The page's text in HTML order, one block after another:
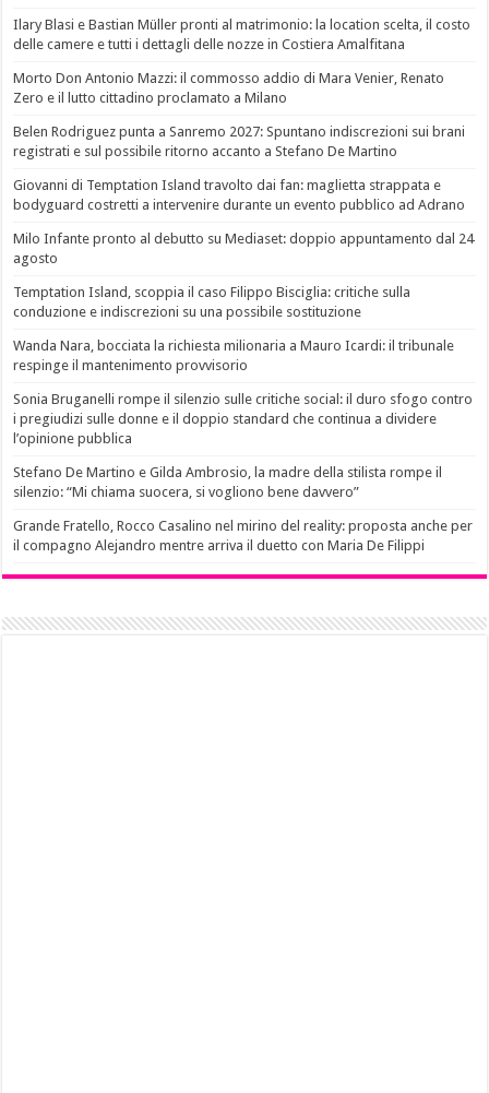
Ilary Blasi e Bastian Müller pronti al matrimonio: la location scelta, il costo
delle camere e tutti i dettagli delle nozze in Costiera Amalfitana
Morto Don Antonio Mazzi: il commosso addio di Mara Venier, Renato
Zero e il lutto cittadino proclamato a Milano
Belen Rodriguez punta a Sanremo 2027: Spuntano indiscrezioni sui brani
registrati e sul possibile ritorno accanto a Stefano De Martino
Giovanni di Temptation Island travolto dai fan: maglietta strappata e
bodyguard costretti a intervenire durante un evento pubblico ad Adrano
Milo Infante pronto al debutto su Mediaset: doppio appuntamento dal 24
agosto
Temptation Island, scoppia il caso Filippo Bisciglia: critiche sulla
conduzione e indiscrezioni su una possibile sostituzione
Wanda Nara, bocciata la richiesta milionaria a Mauro Icardi: il tribunale
respinge il mantenimento provvisorio
Sonia Bruganelli rompe il silenzio sulle critiche social: il duro sfogo contro
i pregiudizi sulle donne e il doppio standard che continua a dividere
l’opinione pubblica
Stefano De Martino e Gilda Ambrosio, la madre della stilista rompe il
silenzio: “Mi chiama suocera, si vogliono bene davvero”
Grande Fratello, Rocco Casalino nel mirino del reality: proposta anche per
il compagno Alejandro mentre arriva il duetto con Maria De Filippi